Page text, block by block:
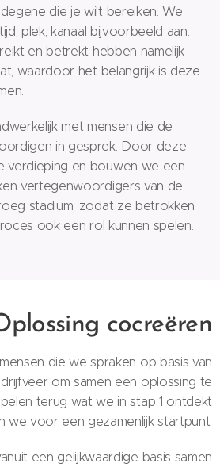
die je wilt bereiken. We
plek, kanaal bijvoorbeeld aan.
en betrekt hebben namelijk
waardoor het belangrijk is deze
met mensen die de
in gesprek. Door deze
verdieping en bouwen we een
vertegenwoordigers van de
stadium, zodat ze betrokken
ook een rol kunnen spelen.
cocreëren
die we spraken op basis van
om samen een oplossing te
terug wat we in stap 1 ontdekt
we voor een gezamenlijk startpunt.
een gelijkwaardige basis samen